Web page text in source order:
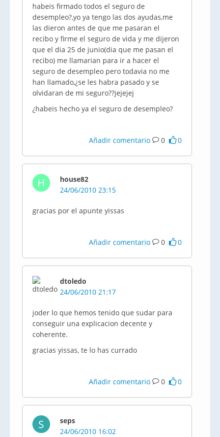
habeis firmado todos el seguro de
desempleo?,yo ya tengo las dos ayudas,me
las dieron antes de que me pasaran el
recibo y firme el seguro de vida y me dijeron
que el dia 25 de junio(dia que me pasan el
recibo) me llamarian para ir a hacer el
seguro de desempleo pero todavia no me
han llamado,¿se les habra pasado y se
olvidaran de mi seguro??jejejej
¿habeis hecho ya el seguro de desempleo?
Añadir comentario 0 0
H
house82
24/06/2010 23:15
gracias por el apunte yissas
Añadir comentario 0 0
dtoledo
24/06/2010 21:17
joder lo que hemos tenido que sudar para
conseguir una explicacion decente y
coherente.
gracias yissas, te lo has currado
Añadir comentario 0 0
S
seps
24/06/2010 16:02